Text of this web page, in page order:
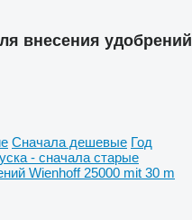
внесения удобрений
Сначала дешевые Год
- сначала старые